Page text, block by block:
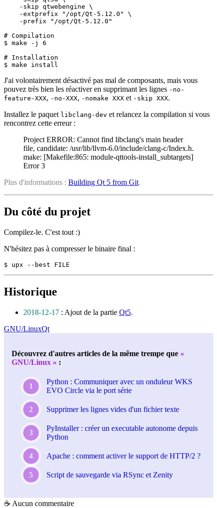
    -skip qtwebengine \
    -extprefix "/opt/Qt-5.12.0" \
    -prefix "/opt/Qt-5.12.0"
# Compilation
$ make -j 6
# Installation
J'ai volontairement désactivé pas mal de composants, mais vous
pouvez très bien les réactiver en supprimant les lignes -no-
feature-XXX, -no-XXX, -nomake XXX et -skip XXX.
Installez le paquet libclang-dev et relancez la compilation si vous
rencontrez cette erreur :
Project ERROR: Cannot find libclang's main header
file, candidate: /usr/lib/llvm-6.0/include/clang-c/Index.h.
make: [Makefile:865: module-qttools-install_subtargets]
Error 3
Plus d'informations : Building Qt 5 from Git.
Du côté du projet
Compilez-le. C'est tout :)
N'hésitez pas à compresser le binaire final :
$ upx --best FILE
Historique
2018-12-17 : Ajout de la partie Qt5.
GNU/LinuxQt
Découvrez d'autres articles de la même trempe que
GNU/Linux
:
Python : Communiquer avec un onduleur WKS
EVO Circle via le port série
Supprimer les lignes vides d'un fichier texte
PyInstaller : créer un executable autonome depuis
Python
Apache : comment activer le support de HTTP/2 ?
Script de sauvegarde via RSync et Zenity
☕ Aucun commentaire